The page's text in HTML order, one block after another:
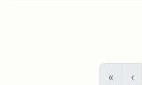
« ‹